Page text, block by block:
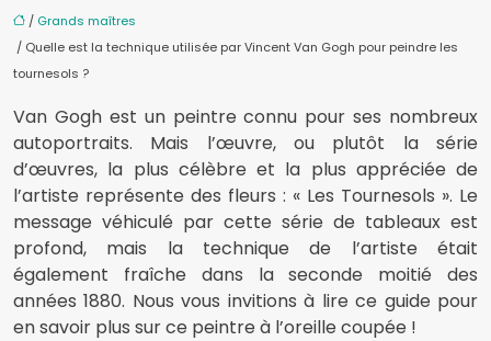
/ Grands maîtres
/ Quelle est la technique utilisée par Vincent Van Gogh pour peindre les
tournesols ?
Van Gogh est un peintre connu pour ses nombreux
autoportraits. Mais l’œuvre, ou plutôt la série
d’œuvres, la plus célèbre et la plus appréciée de
l’artiste représente des fleurs : « Les Tournesols ». Le
message véhiculé par cette série de tableaux est
profond, mais la technique de l’artiste était
également fraîche dans la seconde moitié des
années 1880. Nous vous invitions à lire ce guide pour
en savoir plus sur ce peintre à l’oreille coupée !